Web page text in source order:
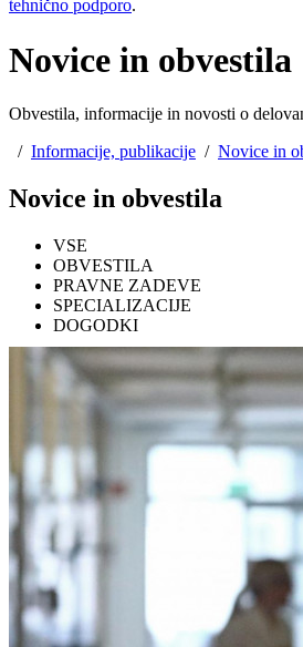
tehnično podporo.
Novice in obvestila
Obvestila, informacije in novosti o
/ Informacije, publikacije / Novice in
Novice in obvestila
VSE
OBVESTILA
PRAVNE ZADEVE
SPECIALIZACIJE
DOGODKI